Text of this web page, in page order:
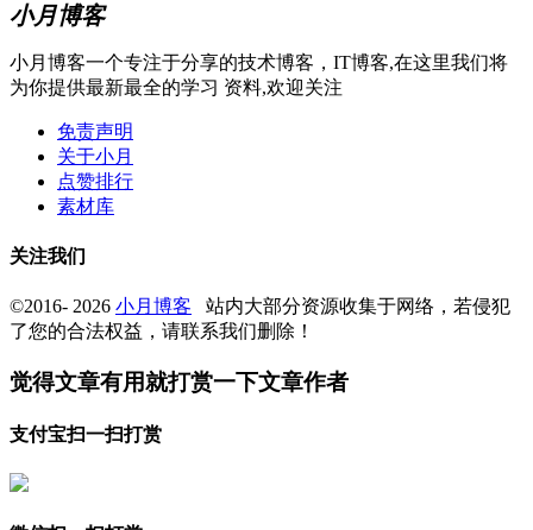
小月博客
小月博客一个专注于分享的技术博客，IT博客,在这里我们将
为你提供最新最全的学习 资料,欢迎关注
免责声明
关于小月
点赞排行
素材库
关注我们
©2016- 2026 小月博客 站内大部分资源收集于网络，若侵犯
了您的合法权益，请联系我们删除！
觉得文章有用就打赏一下文章作者
支付宝扫一扫打赏